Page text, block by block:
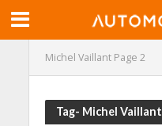
Michel Vaillant Page 2
Tag- Michel Vaillant